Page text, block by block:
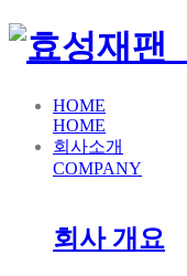
HOME
HOME
회사소개
COMPANY
회사 개요